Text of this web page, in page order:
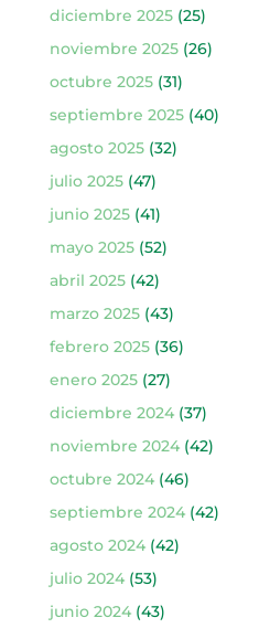
diciembre 2025(25)
noviembre 2025(26)
octubre 2025(31)
septiembre 2025(40)
agosto 2025(32)
julio 2025(47)
junio 2025(41)
mayo 2025(52)
abril 2025(42)
marzo 2025(43)
febrero 2025(36)
enero 2025(27)
diciembre 2024(37)
noviembre 2024(42)
octubre 2024(46)
septiembre 2024(42)
agosto 2024(42)
julio 2024(53)
junio 2024(43)